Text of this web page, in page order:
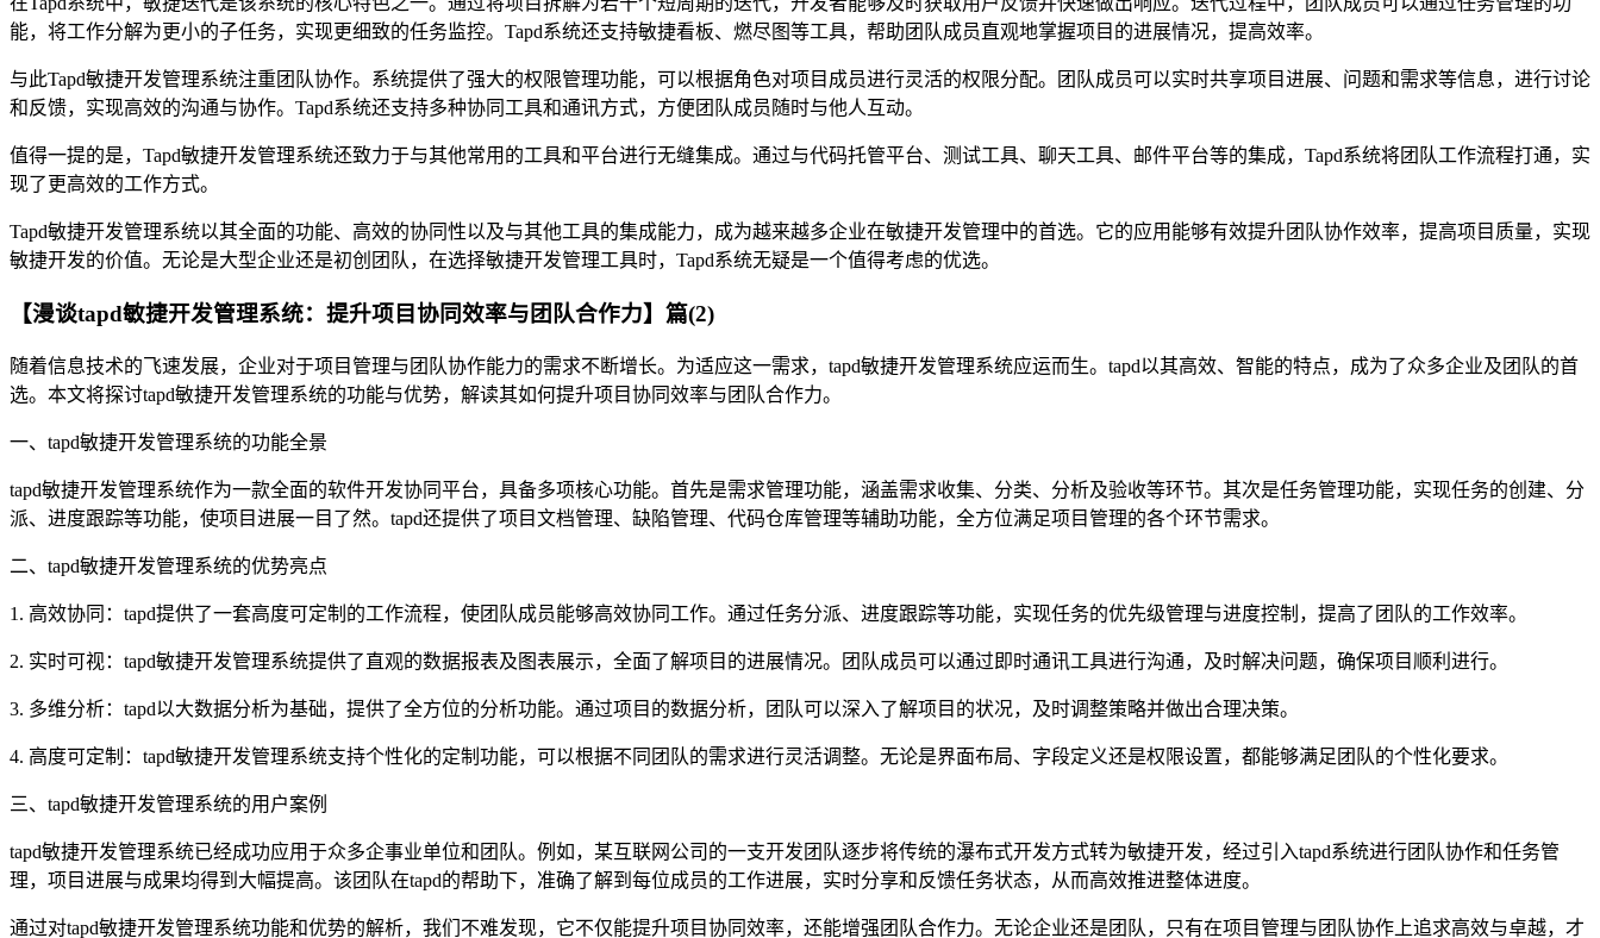
能，将工作分解为更小的子任务，实现更细致的任务监控。Tapd系统还支持敏捷看板、燃尽图等工具，帮助团队成员直观地掌握项目的进展情况，提高效率。
与此Tapd敏捷开发管理系统注重团队协作。系统提供了强大的权限管理功能，可以根据角色对项目成员进行灵活的权限分配。团队成员可以实时共享项目进展、问题和需求等信息，进行讨论
和反馈，实现高效的沟通与协作。Tapd系统还支持多种协同工具和通讯方式，方便团队成员随时与他人互动。
值得一提的是，Tapd敏捷开发管理系统还致力于与其他常用的工具和平台进行无缝集成。通过与代码托管平台、测试工具、聊天工具、邮件平台等的集成，Tapd系统将团队工作流程打通，实
现了更高效的工作方式。
Tapd敏捷开发管理系统以其全面的功能、高效的协同性以及与其他工具的集成能力，成为越来越多企业在敏捷开发管理中的首选。它的应用能够有效提升团队协作效率，提高项目质量，实现
敏捷开发的价值。无论是大型企业还是初创团队，在选择敏捷开发管理工具时，Tapd系统无疑是一个值得考虑的优选。
【漫谈tapd敏捷开发管理系统：提升项目协同效率与团队合作力】篇(2)
随着信息技术的飞速发展，企业对于项目管理与团队协作能力的需求不断增长。为适应这一需求，tapd敏捷开发管理系统应运而生。tapd以其高效、智能的特点，成为了众多企业及团队的首
选。本文将探讨tapd敏捷开发管理系统的功能与优势，解读其如何提升项目协同效率与团队合作力。
一、tapd敏捷开发管理系统的功能全景
tapd敏捷开发管理系统作为一款全面的软件开发协同平台，具备多项核心功能。首先是需求管理功能，涵盖需求收集、分类、分析及验收等环节。其次是任务管理功能，实现任务的创建、分
派、进度跟踪等功能，使项目进展一目了然。tapd还提供了项目文档管理、缺陷管理、代码仓库管理等辅助功能，全方位满足项目管理的各个环节需求。
二、tapd敏捷开发管理系统的优势亮点
1. 高效协同：tapd提供了一套高度可定制的工作流程，使团队成员能够高效协同工作。通过任务分派、进度跟踪等功能，实现任务的优先级管理与进度控制，提高了团队的工作效率。
2. 实时可视：tapd敏捷开发管理系统提供了直观的数据报表及图表展示，全面了解项目的进展情况。团队成员可以通过即时通讯工具进行沟通，及时解决问题，确保项目顺利进行。
3. 多维分析：tapd以大数据分析为基础，提供了全方位的分析功能。通过项目的数据分析，团队可以深入了解项目的状况，及时调整策略并做出合理决策。
4. 高度可定制：tapd敏捷开发管理系统支持个性化的定制功能，可以根据不同团队的需求进行灵活调整。无论是界面布局、字段定义还是权限设置，都能够满足团队的个性化要求。
三、tapd敏捷开发管理系统的用户案例
tapd敏捷开发管理系统已经成功应用于众多企事业单位和团队。例如，某互联网公司的一支开发团队逐步将传统的瀑布式开发方式转为敏捷开发，经过引入tapd系统进行团队协作和任务管
理，项目进展与成果均得到大幅提高。该团队在tapd的帮助下，准确了解到每位成员的工作进展，实时分享和反馈任务状态，从而高效推进整体进度。
通过对tapd敏捷开发管理系统功能和优势的解析，我们不难发现，它不仅能提升项目协同效率，还能增强团队合作力。无论企业还是团队，只有在项目管理与团队协作上追求高效与卓越，才